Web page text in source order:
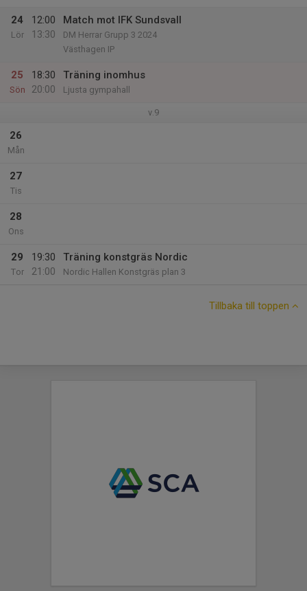
24
Lör
12:00
13:30
Match mot IFK Sundsvall
DM Herrar Grupp 3 2024
Västhagen IP
25
Sön
18:30
20:00
Träning inomhus
Ljusta gympahall
v.9
26
Mån
27
Tis
28
Ons
29
Tor
19:30
21:00
Träning konstgräs Nordic
Nordic Hallen Konstgräs plan 3
Tillbaka till toppen